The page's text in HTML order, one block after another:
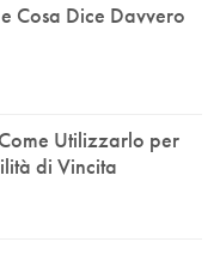
Cosa Dice Davvero
Utilizzarlo per
di Vincita